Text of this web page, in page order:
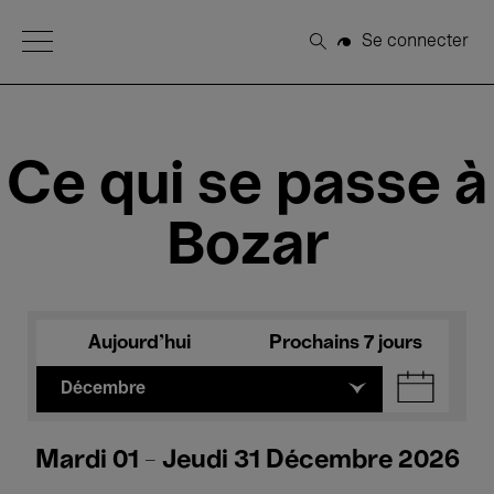
Open Menu
Rechercher
Se connecter
Ce qui se passe à
Bozar
Aujourd'hui Prochains 7 jours
Décembre
Mardi 01 - Jeudi 31 Décembre 2026